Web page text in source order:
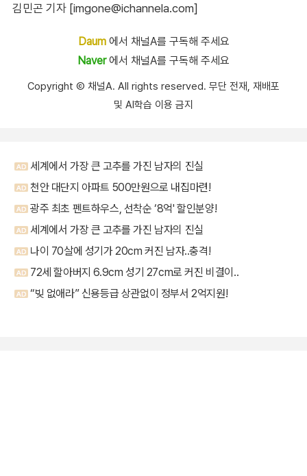
김민곤 기자 [imgone@ichannela.com]
Daum에서 채널A를 구독해 주세요
Naver에서 채널A를 구독해 주세요
Copyright Ⓒ 채널A. All rights reserved. 무단 전재, 재배포
및 AI학습 이용 금지